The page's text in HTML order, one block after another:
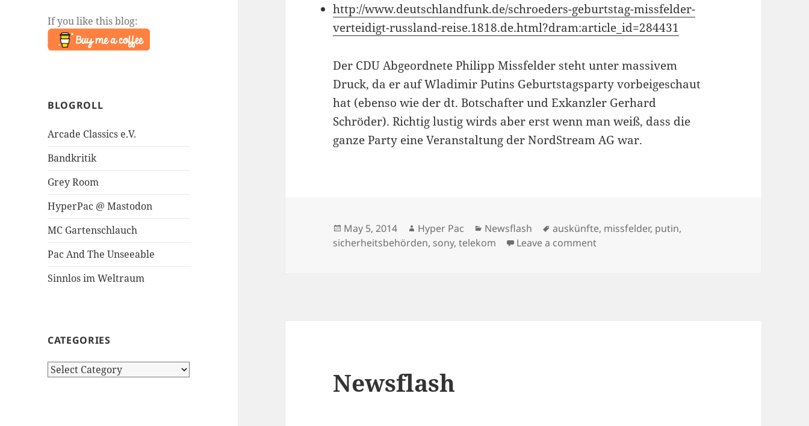
If you like this blog:
BLOGROLL
Arcade Classics e.V.
Bandkritik
Grey Room
HyperPac @ Mastodon
MC Gartenschlauch
Pac And The Unseeable
Sinnlos im Weltraum
CATEGORIES
Categories
http://www.deutschlandfunk.de/schroeders-geburtstag-missfelder-
verteidigt-russland-reise.1818.de.html?dram:article_id=284431
Der CDU Abgeordnete Philipp Missfelder steht unter massivem
Druck, da er auf Wladimir Putins Geburtstagsparty vorbeigeschaut
hat (ebenso wie der dt. Botschafter und Exkanzler Gerhard
Schröder). Richtig lustig wirds aber erst wenn man weiß, dass die
ganze Party eine Veranstaltung der NordStream AG war.
Posted
on
May 5, 2014 Author
Hyper Pac Categories
Newsflash Tags
auskünfte, missfelder, putin,
sicherheitsbehörden, sony,telekom Leave a commenton Newsflash
Newsflash